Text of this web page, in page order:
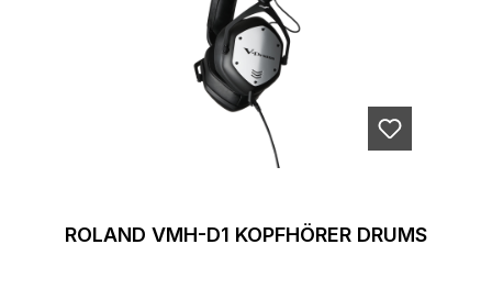
ROLAND VMH-D1 KOPFHÖRER DRUMS